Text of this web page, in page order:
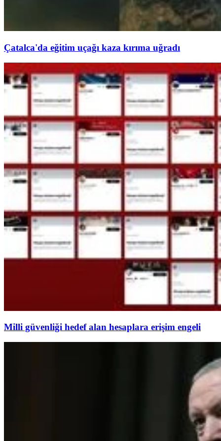
Çatalca'da eğitim uçağı kaza kırıma uğradı
Milli güvenliği hedef alan hesaplara erişim engeli